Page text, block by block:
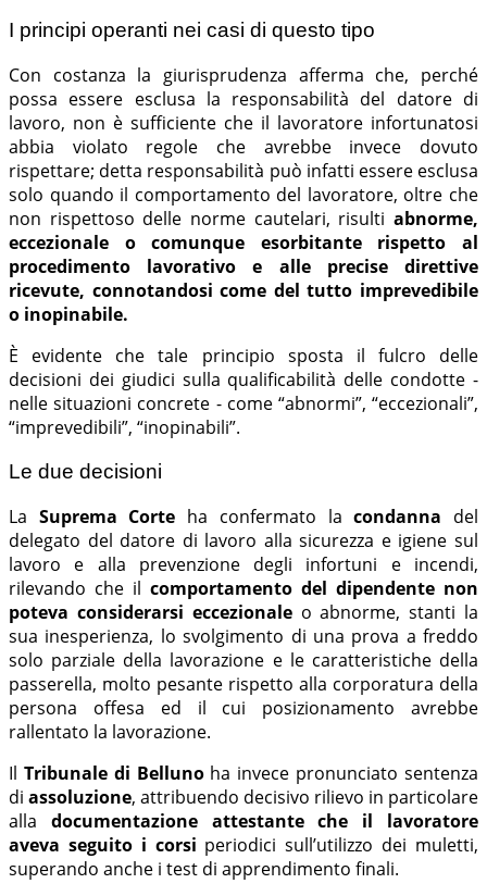
I principi operanti nei casi di questo tipo
Con costanza la giurisprudenza afferma che, perché
possa essere esclusa la responsabilità del datore di
lavoro, non è sufficiente che il lavoratore infortunatosi
abbia violato regole che avrebbe invece dovuto
rispettare; detta responsabilità può infatti essere esclusa
solo quando il comportamento del lavoratore, oltre che
non rispettoso delle norme cautelari, risulti abnorme,
eccezionale o comunque esorbitante rispetto al
procedimento lavorativo e alle precise direttive
ricevute, connotandosi come del tutto imprevedibile
o inopinabile.
È evidente che tale principio sposta il fulcro delle
decisioni dei giudici sulla qualificabilità delle condotte -
nelle situazioni concrete - come “abnormi”, “eccezionali”,
“imprevedibili”, “inopinabili”.
Le due decisioni
La Suprema Corte ha confermato la condanna del
delegato del datore di lavoro alla sicurezza e igiene sul
lavoro e alla prevenzione degli infortuni e incendi,
rilevando che il comportamento del dipendente non
poteva considerarsi eccezionaleo abnorme, stanti la
sua inesperienza, lo svolgimento di una prova a freddo
solo parziale della lavorazione e le caratteristiche della
passerella, molto pesante rispetto alla corporatura della
persona offesa ed il cui posizionamento avrebbe
rallentato la lavorazione.
Il Tribunale di Bellunoha invece pronunciato sentenza
di assoluzione, attribuendo decisivo rilievo in particolare
alla documentazione attestante che il lavoratore
aveva seguito i corsi periodici sull’utilizzo dei muletti,
superando anche i test di apprendimento finali.